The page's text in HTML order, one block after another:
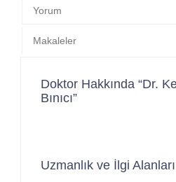
Yorum
Makaleler
Doktor Hakkında “Dr.
Bınıcı”
Uzmanlık ve İlgi Alanları